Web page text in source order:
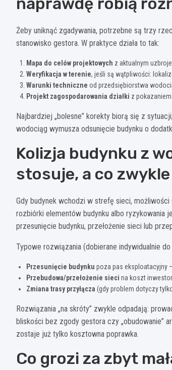
Żeby uniknąć zgadywania, potrzebne są trzy
stanowisko gestora. W praktyce działa to tak:
Mapa do celów projektowych z aktualnym
Weryfikacja w terenie, jeśli są wątpliwości:
Warunki techniczne od przedsiębiorstwa
Projekt zagospodarowania działki z
Najbardziej „bolesne” korekty biorą się z
wodociąg wymusza odsunięcie budynku o
Kolizja budynku z
stosuje, a co
Gdy budynek wchodzi w strefę sieci,
rozbiórki elementów budynku albo ryzykowania
przesunięcie budynku, przełożenie sieci lub
Typowe rozwiązania (dobierane indywidualnie
Przesunięcie budynku poza pas eksploatacyjny
Przebudowa/przełożenie sieci na koszt
Zmiana trasy przyłącza (gdy problem dotyczy
Rozwiązania „na skróty” zwykle odpadają:
bliskości bez zgody gestora czy „obudowanie”
zostaje już tylko kosztowna poprawka.
Co grozi za zbyt